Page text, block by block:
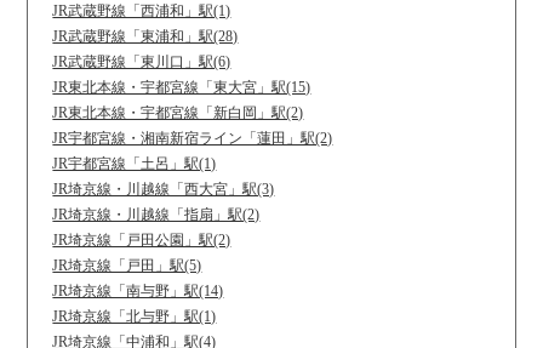
JR武蔵野線「西浦和」駅(1)
JR武蔵野線「東浦和」駅(28)
JR武蔵野線「東川口」駅(6)
JR東北本線・宇都宮線「東大宮」駅(15)
JR東北本線・宇都宮線「新白岡」駅(2)
JR宇都宮線・湘南新宿ライン「蓮田」駅(2)
JR宇都宮線「土呂」駅(1)
JR埼京線・川越線「西大宮」駅(3)
JR埼京線・川越線「指扇」駅(2)
JR埼京線「戸田公園」駅(2)
JR埼京線「戸田」駅(5)
JR埼京線「南与野」駅(14)
JR埼京線「北与野」駅(1)
JR埼京線「中浦和」駅(4)